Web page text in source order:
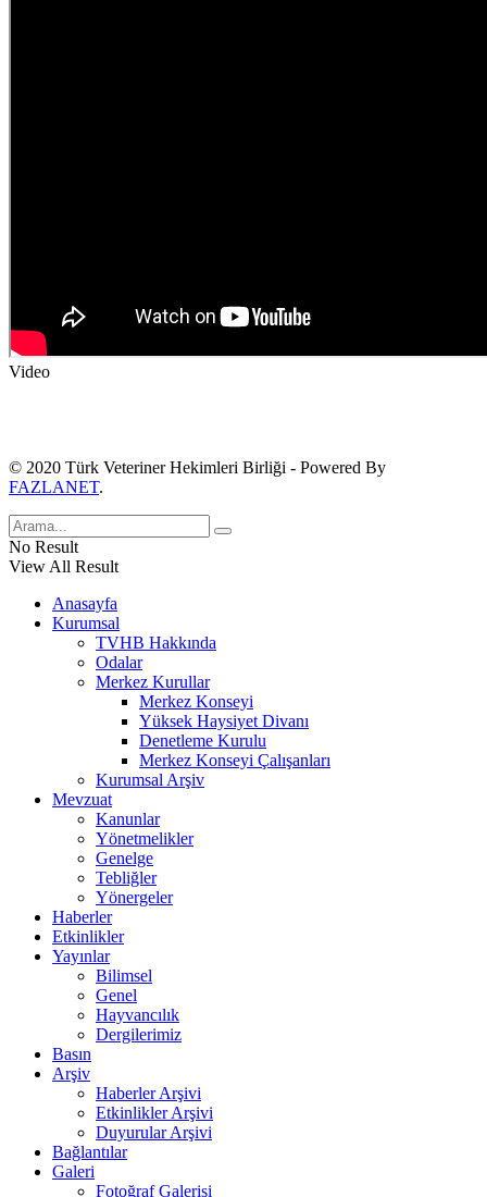
Video
© 2020 Türk Veteriner Hekimleri Birliği - Powered By
FAZLANET.
No Result
View All Result
Anasayfa
Kurumsal
TVHB Hakkında
Odalar
Merkez Kurullar
Merkez Konseyi
Yüksek Haysiyet Divanı
Denetleme Kurulu
Merkez Konseyi Çalışanları
Kurumsal Arşiv
Mevzuat
Kanunlar
Yönetmelikler
Genelge
Tebliğler
Yönergeler
Haberler
Etkinlikler
Yayınlar
Bilimsel
Genel
Hayvancılık
Dergilerimiz
Basın
Arşiv
Haberler Arşivi
Etkinlikler Arşivi
Duyurular Arşivi
Bağlantılar
Galeri
Fotoğraf Galerisi